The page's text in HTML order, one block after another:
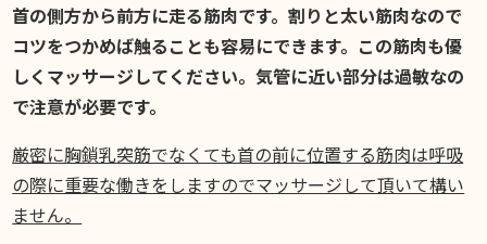
首の側方から前方に走る筋肉です。割りと太い筋肉なので
コツをつかめば触ることも容易にできます。この筋肉も優
しくマッサージしてください。気管に近い部分は過敏なの
で注意が必要です。
厳密に胸鎖乳突筋でなくても首の前に位置する筋肉は呼吸
の際に重要な働きをしますのでマッサージして頂いて構い
ません。